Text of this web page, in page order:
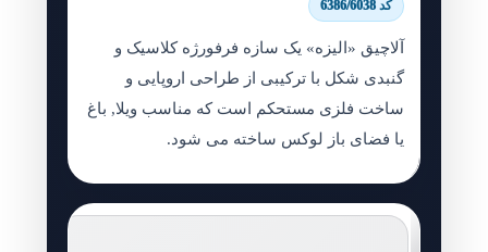
کد 6386/6038
آلاچیق «الیزه» یک سازه فرفورژه کلاسیک و
گنبدی شکل با ترکیبی از طراحی اروپایی و
ساخت فلزی مستحکم است که مناسب ویلا, باغ
یا فضای باز لوکس ساخته می شود.